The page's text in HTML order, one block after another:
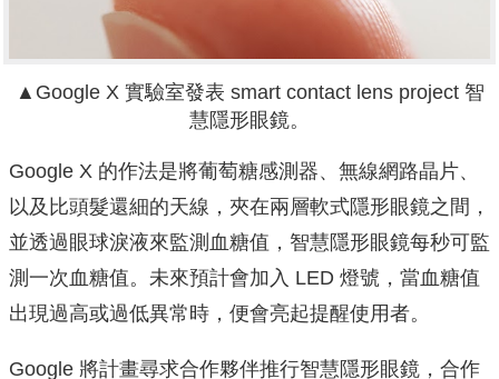
▲Google X 實驗室發表 smart contact lens project 智
慧隱形眼鏡。
Google X 的作法是將葡萄糖感測器、無線網路晶片、
以及比頭髮還細的天線，夾在兩層軟式隱形眼鏡之間，
並透過眼球淚液來監測血糖值，智慧隱形眼鏡每秒可監
測一次血糖值。未來預計會加入 LED 燈號，當血糖值
出現過高或過低異常時，便會亮起提醒使用者。
Google 將計畫尋求合作夥伴推行智慧隱形眼鏡，合作